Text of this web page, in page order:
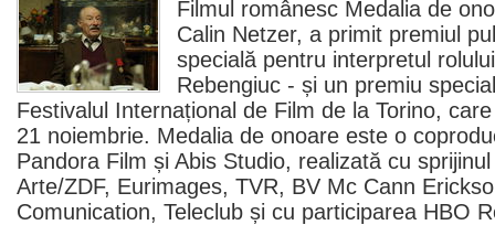
Filmul românesc Medalia de
Calin Netzer, a primit premiul
specială pentru interpretul
Rebengiuc - și un premiu
Festivalul Internațional de Film de la Torino,
21 noiembrie. Medalia de onoare este o
Pandora Film și Abis Studio, realizată cu
Arte/ZDF, Eurimages, TVR, BV Mc Cann
Comunication, Teleclub și cu participarea HBO